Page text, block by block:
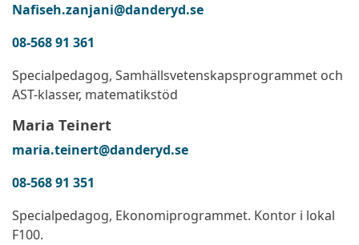
Nafiseh.zanjani@danderyd.se
08-568 91 361
Specialpedagog, Samhällsvetenskapsprogrammet och
AST-klasser, matematikstöd
Maria Teinert
maria.teinert@danderyd.se
08-568 91 351
Specialpedagog, Ekonomiprogrammet. Kontor i lokal
F100.